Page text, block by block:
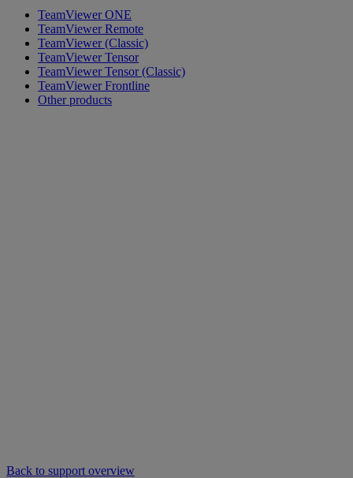
TeamViewer ONE
TeamViewer Remote
TeamViewer (Classic)
TeamViewer Tensor
TeamViewer Tensor (Classic)
TeamViewer Frontline
Other products
Back to support overview